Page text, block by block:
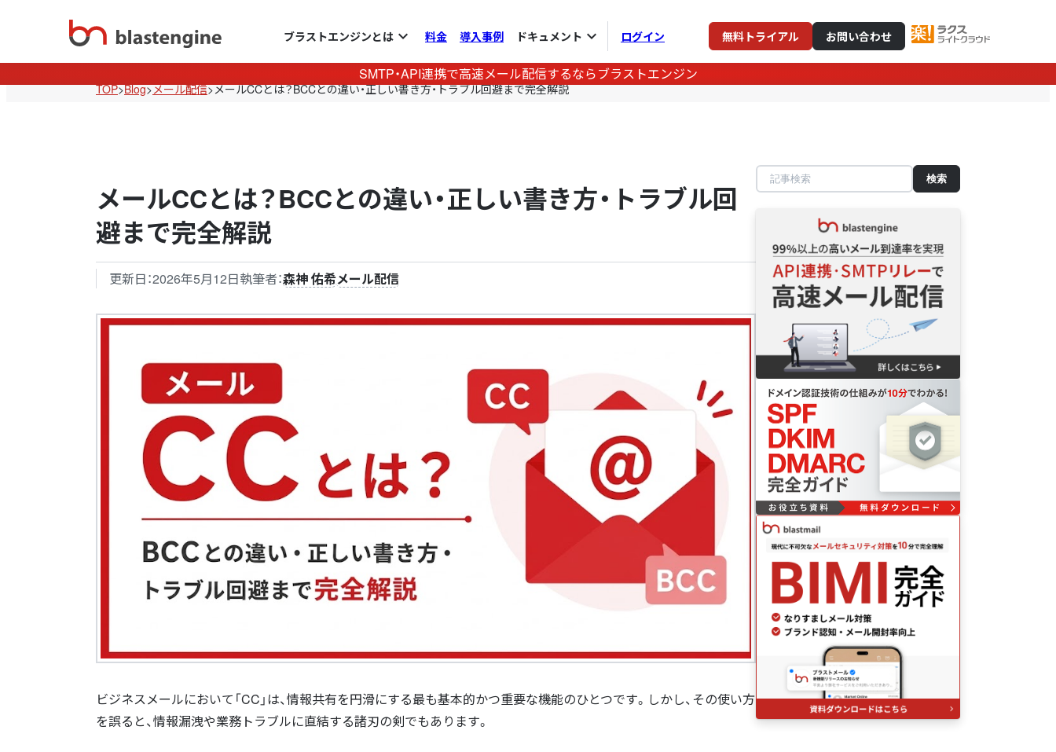
ブラストエンジンとは expand_more 料金 導入事例 ドキュメント expand_more ログイン 無料トライアル お問い合わせ
SMTP・API連携で高速メール配信するならブラストエンジン
TOP>Blog>メール配信>メールCCとは？BCCとの違い・正しい書き方・トラブル回避まで完全解説
メールCCとは？BCCとの違い・正しい書き方・トラブル回
避まで完全解説
更新日：2026年5月12日執筆者：森神 佑希メール配信
ビジネスメールにおいて「CC」は、情報共有を円滑にする最も基本的かつ重要な機能のひとつです。しかし、その使い方
を誤ると、情報漏洩や業務トラブルに直結する諸刃の剣でもあります。
記
事